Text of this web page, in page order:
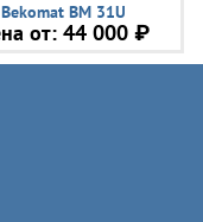
Bekomat BM 31U
от: 44 000 ₽